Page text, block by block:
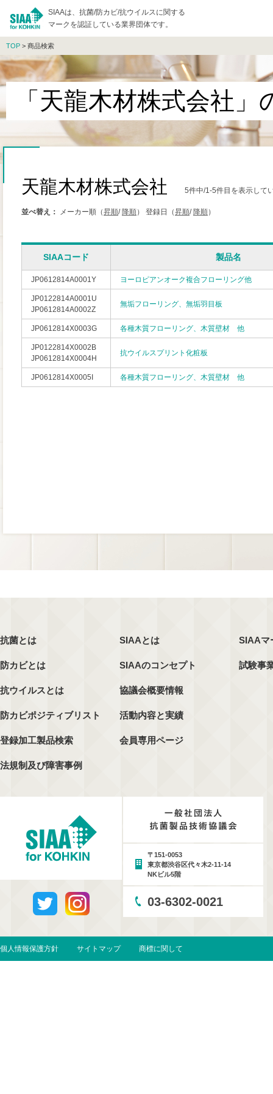
SIAAは、抗菌/防カビ/抗ウイルスに関する
マークを認証している業界団体です。
TOP > 商品検索
「天龍木材株式会社」
天龍木材株式会社 5件中/1-5件目を表示して
並べ替え： メーカー順（昇順/ 降順） 登録日（昇順/ 降順）
SIAAコード 製品名
JP0612814A0001Y ヨーロピアンオーク複合フローリング他
JP0122814A0001U
JP0612814A0002Z
無垢フローリング、無垢羽目板
JP0612814X0003G 各種木質フローリング、木質壁材 他
JP0122814X0002B
JP0612814X0004H
抗ウイルスプリント化粧板
JP0612814X0005I 各種木質フローリング、木質壁材 他
抗菌とは
防カビとは
抗ウイルスとは
防カビポジティブリスト
登録加工製品検索
法規制及び障害事例
SIAAとは
SIAAのコンセプト
協議会概要情報
活動内容と実績
会員専用ページ
SIAAマ
試験事
〒151-0053
東京都渋谷区代々木2-11-14
NKビル5階
03-6302-0021
個人情報保護方針 サイトマップ 商標に関して